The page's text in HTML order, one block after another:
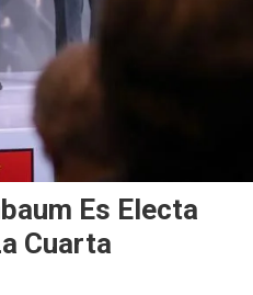
Es Electa
Cuarta